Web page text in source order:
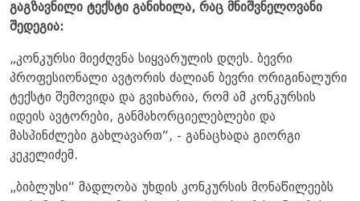
გაგზავნილი ტექსტი განიხილა, რაც მნიშვნელოვანი
შედეგია:
„კონკურსი მიეძღვნა სიყვარულის დღეს. ბევრი
პროფესიონალი ავტორის ძალიან ბევრი ორიგინალური
ტექსტი შემოვიდა და გვიხარია, რომ ამ კონკურსის
იდეის ავტორები, განმახორციელებლები და
მასპინძლები გახლავართ“, - განაცხადა გიორგი
კეკელიძემ.
„ბიბლუსი“ მადლობა უხდის კონკურსის მონაწილეებს